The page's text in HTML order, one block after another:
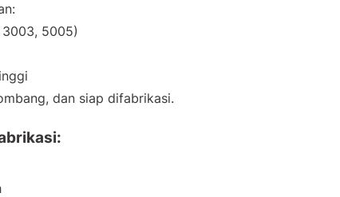
3003, 5005)
dan siap difabrikasi.